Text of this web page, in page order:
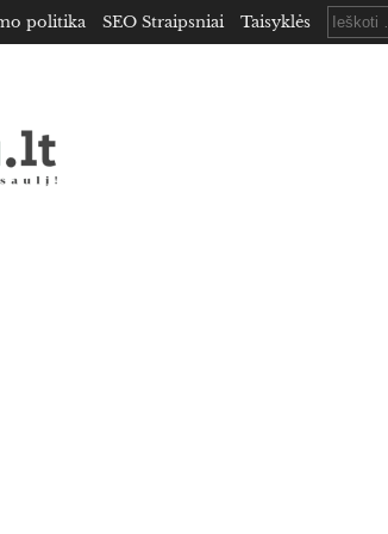
politika SEO Straipsniai Taisyklės Ieškoti: